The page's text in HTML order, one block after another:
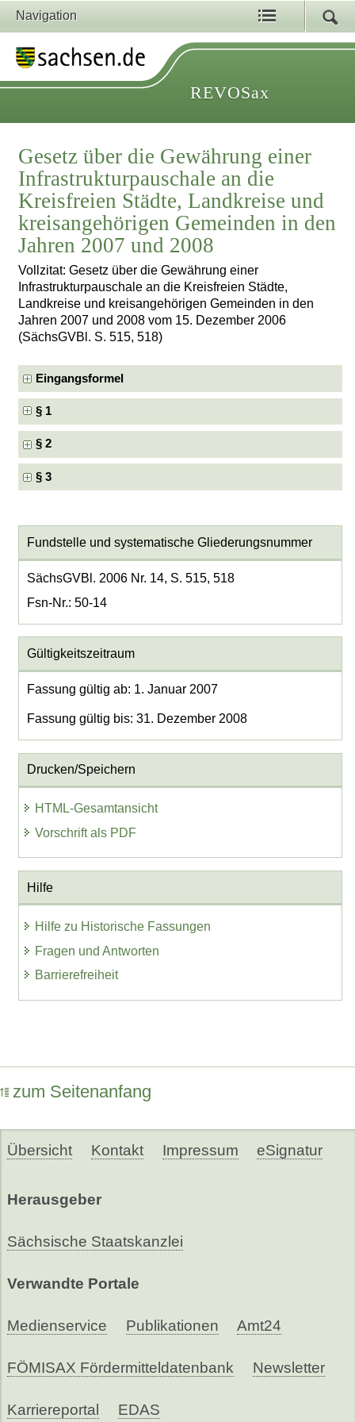
Navigation
REVOSax
Gesetz über die Gewährung einer
Infrastrukturpauschale an die
Kreisfreien Städte, Landkreise und
kreisangehörigen Gemeinden in den
Jahren 2007 und 2008
Vollzitat: Gesetz über die Gewährung einer
Infrastrukturpauschale an die Kreisfreien Städte,
Landkreise und kreisangehörigen Gemeinden in den
Jahren 2007 und 2008 vom 15. Dezember 2006
(SächsGVBl. S. 515, 518)
Eingangsformel
§ 1
§ 2
§ 3
Fundstelle und systematische Gliederungsnummer
SächsGVBl. 2006 Nr. 14, S. 515, 518
Fsn-Nr.: 50-14
Gültigkeitszeitraum
Fassung gültig ab: 1. Januar 2007
Fassung gültig bis: 31. Dezember 2008
Drucken/Speichern
HTML-Gesamtansicht
Vorschrift als PDF
Hilfe
Hilfe zu Historische Fassungen
Fragen und Antworten
Barrierefreiheit
zum Seitenanfang
Übersicht Kontakt Impressum eSignatur
Herausgeber
Sächsische Staatskanzlei
Verwandte Portale
Medienservice Publikationen Amt24
FÖMISAX Fördermitteldatenbank Newsletter
Karriereportal EDAS